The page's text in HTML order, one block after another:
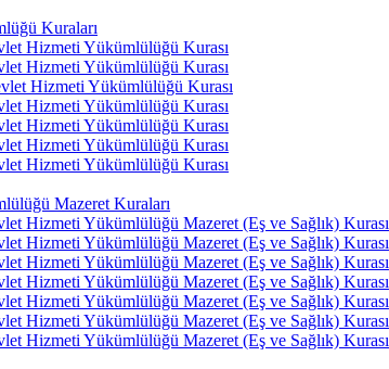
Kuraları
Hizmeti Yükümlülüğü Kurası
Hizmeti Yükümlülüğü Kurası
Hizmeti Yükümlülüğü Kurası
Hizmeti Yükümlülüğü Kurası
Hizmeti Yükümlülüğü Kurası
Hizmeti Yükümlülüğü Kurası
Hizmeti Yükümlülüğü Kurası
Mazeret Kuraları
Hizmeti Yükümlülüğü Mazeret (Eş ve Sağlık) Kurası
Hizmeti Yükümlülüğü Mazeret (Eş ve Sağlık) Kurası
Hizmeti Yükümlülüğü Mazeret (Eş ve Sağlık) Kurası
Hizmeti Yükümlülüğü Mazeret (Eş ve Sağlık) Kurası
Hizmeti Yükümlülüğü Mazeret (Eş ve Sağlık) Kurası
Hizmeti Yükümlülüğü Mazeret (Eş ve Sağlık) Kurası
Hizmeti Yükümlülüğü Mazeret (Eş ve Sağlık) Kurası